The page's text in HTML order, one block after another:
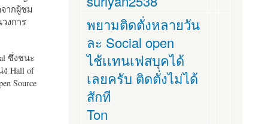
ากผู้ชม
งการ
ซึ่งชนะ
Hall of
Source
พยามติดตั่งหลายวัน
ละ Social open
ไช้เเทนเฟสบุคได้
เลยครับ ติดตั่งไม่ได้
สักที
Ton